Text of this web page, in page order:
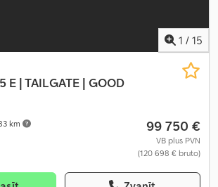
1 / 15
km
E | TAILGATE | GOOD
99 750 €
VB plus PVN
(120 698 € bruto)